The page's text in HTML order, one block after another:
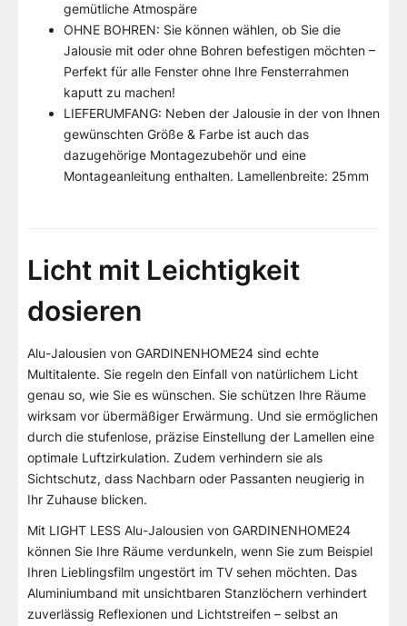
gemütliche Atmospäre
OHNE BOHREN: Sie können wählen, ob Sie die
Jalousie mit oder ohne Bohren befestigen möchten –
Perfekt für alle Fenster ohne Ihre Fensterrahmen
kaputt zu machen!
LIEFERUMFANG: Neben der Jalousie in der von Ihnen
gewünschten Größe & Farbe ist auch das
dazugehörige Montagezubehör und eine
Montageanleitung enthalten. Lamellenbreite: 25mm
Licht mit Leichtigkeit
dosieren
Alu-Jalousien von GARDINENHOME24 sind echte
Multitalente. Sie regeln den Einfall von natürlichem Licht
genau so, wie Sie es wünschen. Sie schützen Ihre Räume
wirksam vor übermäßiger Erwärmung. Und sie ermöglichen
durch die stufenlose, präzise Einstellung der Lamellen eine
optimale Luftzirkulation. Zudem verhindern sie als
Sichtschutz, dass Nachbarn oder Passanten neugierig in
Ihr Zuhause blicken.
Mit LIGHT LESS Alu-Jalousien von GARDINENHOME24
können Sie Ihre Räume verdunkeln, wenn Sie zum Beispiel
Ihren Lieblingsfilm ungestört im TV sehen möchten. Das
Aluminiumband mit unsichtbaren Stanzlöchern verhindert
zuverlässig Reflexionen und Lichtstreifen – selbst an